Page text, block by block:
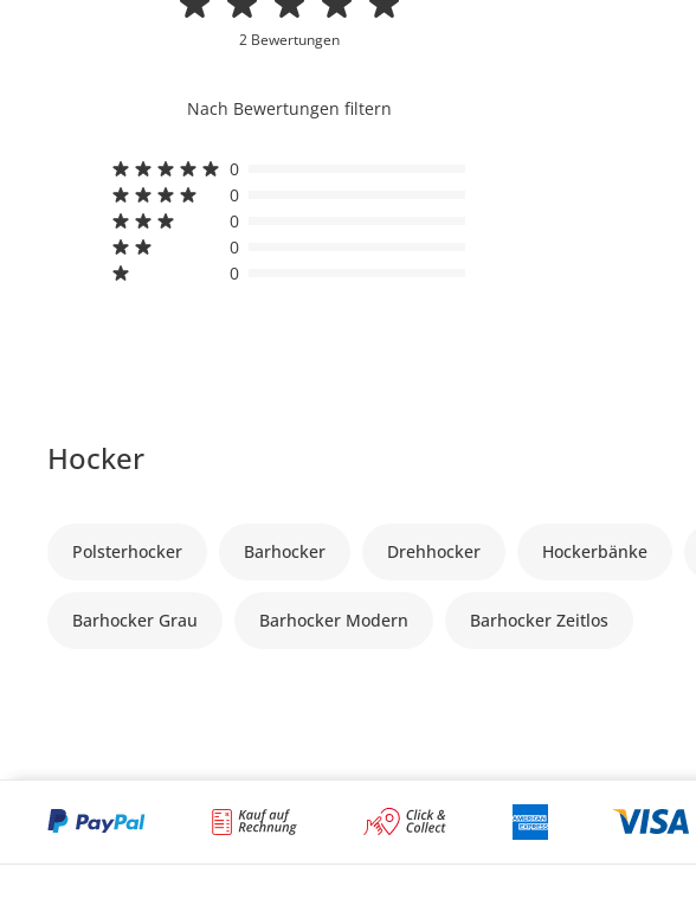
2 Bewertungen
Nach Bewertungen filtern
0
0
0
0
0
Hocker
Polsterhocker Barhocker Drehhocker Hockerbänke
Barhocker Grau Barhocker Modern Barhocker Zeitlos